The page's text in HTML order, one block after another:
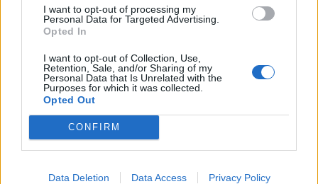
I want to opt-out of processing my
Personal Data for Targeted Advertising.
Opted In
I want to opt-out of Collection, Use,
Retention, Sale, and/or Sharing of my
Personal Data that Is Unrelated with the
Purposes for which it was collected.
Opted Out
CONFIRM
Data Deletion Data Access Privacy Policy
CAMPI ESTIVI 2025
Besnate Summer Camp 2025, per
un’estate piena di avventure, creatività